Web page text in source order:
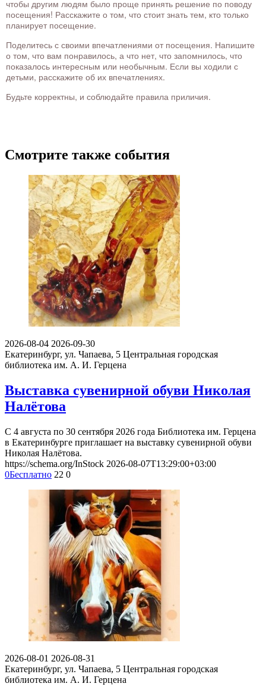
чтобы другим людям было проще принять решение по поводу
посещения! Расскажите о том, что стоит знать тем, кто только
планирует посещение.
Поделитесь с своими впечатлениями от посещения. Напишите
о том, что вам понравилось, а что нет, что запомнилось, что
показалось интересным или необычным. Если вы ходили с
детьми, расскажите об их впечатлениях.
Будьте корректны, и соблюдайте правила приличия.
Смотрите также события
2026-08-04 2026-09-30
Екатеринбург, ул. Чапаева, 5 Центральная городская
библиотека им. А. И. Герцена
Выставка сувенирной обуви Николая
Налётова
С 4 августа по 30 сентября 2026 года Библиотека им. Герцена
в Екатеринбурге приглашает на выставку сувенирной обуви
Николая Налётова.
https://schema.org/InStock 2026-08-07T13:29:00+03:00
0Бесплатно 22 0
2026-08-01 2026-08-31
Екатеринбург, ул. Чапаева, 5 Центральная городская
библиотека им. А. И. Герцена